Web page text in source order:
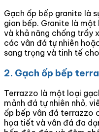
Gạch ốp bếp granite là
gian bếp. Granite là
và khả năng chống trầy
các vân đá tự nhiên
sang trọng và tinh tế
2. Gạch ốp bếp
Terrazzo là một loại
mảnh đá tự nhiên nhỏ,
ốp bếp vân đá terrazzo
họa tiết và vân đá đa